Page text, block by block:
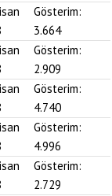
Gösterim:
3.664
Gösterim:
2.909
Gösterim:
4.740
Gösterim:
4.996
Gösterim:
2.729